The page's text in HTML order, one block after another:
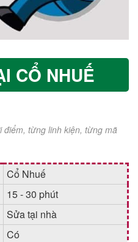
CỔ NHUẾ
điểm, từng linh kiện, từng mã
Cổ Nhuế
15 - 30 phút
Sửa tại nhà
Có